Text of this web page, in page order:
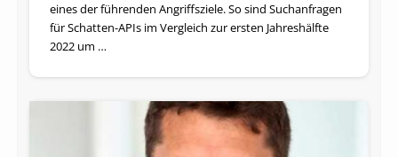
eines der führenden Angriffsziele. So sind Suchanfragen
für Schatten-APIs im Vergleich zur ersten Jahreshälfte
2022 um …